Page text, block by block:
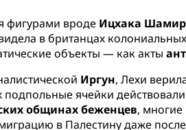
фигурами вроде Ицхака
в британцах
объекты — как акты
Иргун, Лехи
ячейки
общинах беженцев,
в Палестину даже